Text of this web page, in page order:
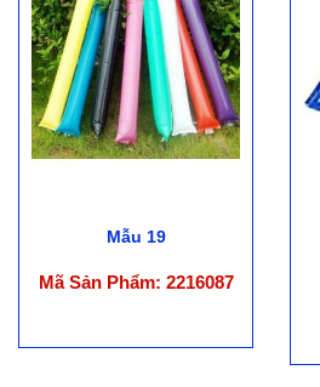
Mẫu 19
Mã Sản Phẩm: 2216087